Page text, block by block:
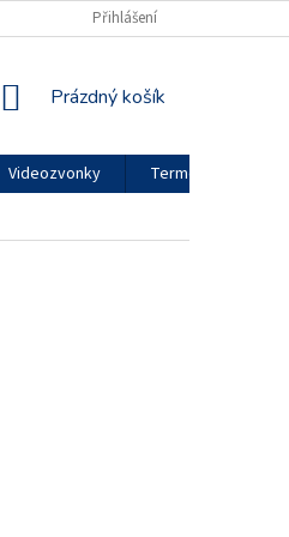
REKLAMAČNÍ ŘÁD
Přihlášení
NÁKUPNÍ
Prázdný košík
Videozvonky
Termokamery